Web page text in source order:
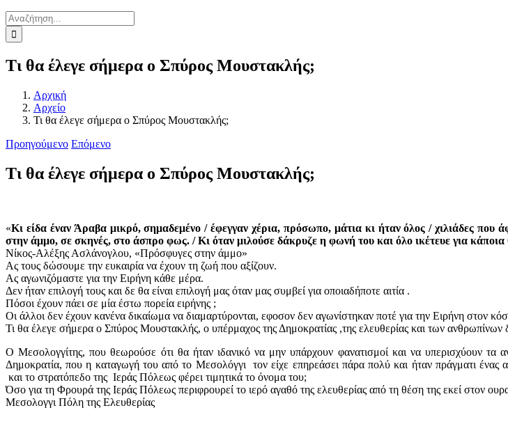
Αναζήτηση
για:
Τι θα έλεγε σήμερα ο Σπύρος Μουστακλής;
Αρχική
Αρχείο
Τι θα έλεγε σήμερα ο Σπύρος Μουστακλής;
Προηγούμενο Επόμενο
Τι θα έλεγε σήμερα ο Σπύρος Μουστακλής;
«Κι είδα έναν Άραβα μικρό, σημαδεμένο / έφεγγαν χέρια, πρόσωπο, μάτια κι ήταν όλος / χιλιάδες που
στην άμμο, σε σκηνές, στο άσπρο φως. / Κι όταν μιλούσε δάκρυζε η φωνή του και όλο ικέτευε για
Νίκος-Αλέξης Ασλάνογλου, «Πρόσφυγες στην άμμο»
Ας τους δώσουμε την ευκαιρία να έχουν τη ζωή που αξίζουν.
Ας αγωνιζόμαστε για την Ειρήνη κάθε μέρα.
Δεν ήταν επιλογή τους και δε θα είναι επιλογή μας όταν μας συμβεί για οποιαδήποτε αιτία .
Πόσοι έχουν πάει σε μία έστω πορεία ειρήνης ;
Οι άλλοι δεν έχουν κανένα δικαίωμα να διαμαρτύρονται, εφοσον δεν αγωνίστηκαν ποτέ για την Ειρήνη στον
Τι θα έλεγε σήμερα ο Σπύρος Μουστακλής, ο υπέρμαχος της Δημοκρατίας ,της ελευθερίας και των ανθρωπίνων
Ο Μεσολογγίτης, που θεωρούσε ότι θα ήταν ιδανικό να μην υπάρχουν φανατισμοί και να υπερισχύουν τα
Δημοκρατία, που η καταγωγή του από το Μεσολόγγι τον είχε επηρεάσει πάρα πολύ και ήταν πράγματι
και το στρατόπεδο της Ιεράς Πόλεως φέρει τιμητικά το όνομα του;
Όσο για τη Φρουρά της Ιεράς Πόλεως περιφρουρεί το ιερό αγαθό της ελευθερίας από τη θέση της εκεί στον
Μεσολογγι Πόλη της Ελευθερίας